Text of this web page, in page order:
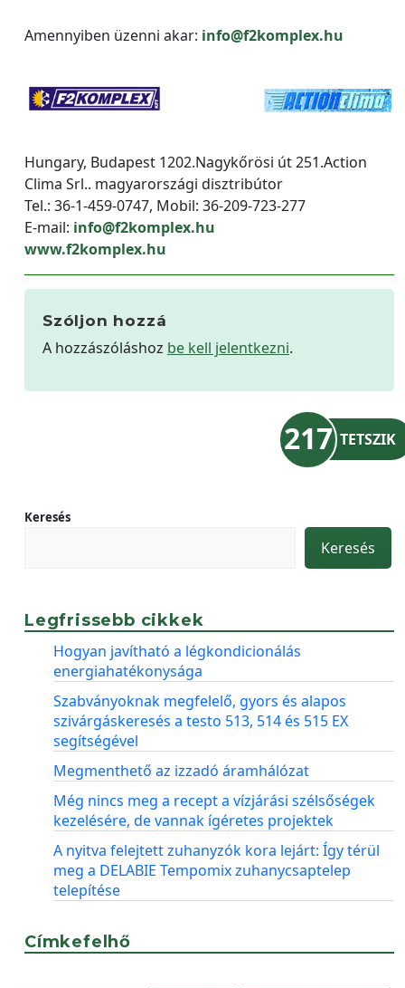
Amennyiben üzenni akar: info@f2komplex.hu
Hungary, Budapest 1202.Nagykőrösi út 251.Action
Clima Srl.. magyarországi disztribútor
Tel.: 36-1-459-0747, Mobil: 36-209-723-277
E-mail: info@f2komplex.hu
www.f2komplex.hu
Szóljon hozzá
A hozzászóláshoz be kell jelentkezni.
217 TETSZIK
Keresés
Keresés
Legfrissebb cikkek
Hogyan javítható a légkondicionálás
energiahatékonysága
Szabványoknak megfelelő, gyors és alapos
szivárgáskeresés a testo 513, 514 és 515 EX
segítségével
Megmenthető az izzadó áramhálózat
Még nincs meg a recept a vízjárási szélsőségek
kezelésére, de vannak ígéretes projektek
A nyitva felejtett zuhanyzók kora lejárt: Így térül
meg a DELABIE Tempomix zuhanycsaptelep
telepítése
Címkefelhő